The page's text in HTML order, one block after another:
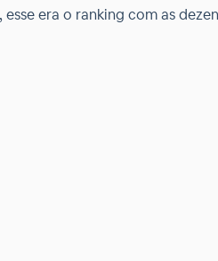
era o ranking com as